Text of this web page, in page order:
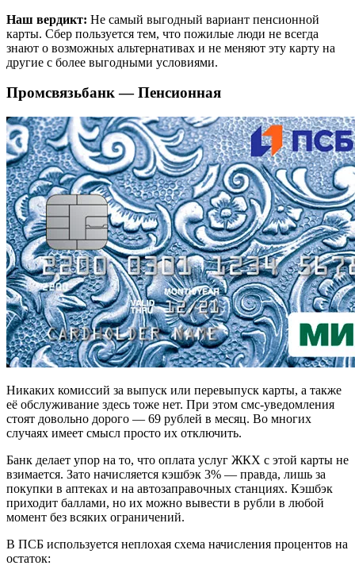
Наш вердикт: Не самый выгодный вариант пенсионной
карты. Сбер пользуется тем, что пожилые люди не всегда
знают о возможных альтернативах и не меняют эту карту на
другие с более выгодными условиями.
Промсвязьбанк — Пенсионная
Никаких комиссий за выпуск или перевыпуск карты, а также
её обслуживание здесь тоже нет. При этом смс-уведомления
стоят довольно дорого — 69 рублей в месяц. Во многих
случаях имеет смысл просто их отключить.
Банк делает упор на то, что оплата услуг ЖКХ с этой карты не
взимается. Зато начисляется кэшбэк 3% — правда, лишь за
покупки в аптеках и на автозаправочных станциях. Кэшбэк
приходит баллами, но их можно вывести в рубли в любой
момент без всяких ограничений.
В ПСБ используется неплохая схема начисления процентов на
остаток: